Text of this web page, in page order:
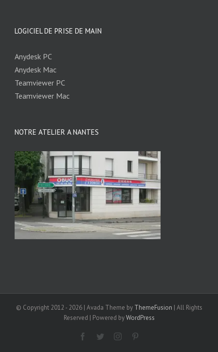
LOGICIEL DE PRISE DE MAIN
Anydesk PC
Anydesk Mac
Teamviewer PC
Teamviewer Mac
NOTRE ATELIER A NANTES
© Copyright 2012 - 2026 | Avada Theme by ThemeFusion | All Rights
Reserved | Powered byWordPress
Facebook
TwitterInstagram